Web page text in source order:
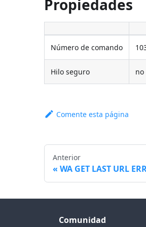
Propiedades
Número de comando
Hilo seguro no
Comente esta página
Anterior
WA GET LAST URL
Comunidad